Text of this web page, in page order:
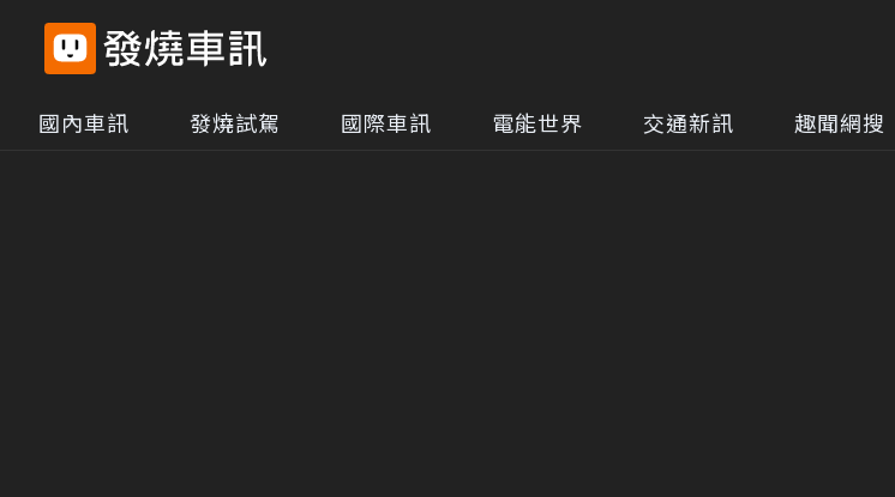
國內車訊 發燒試駕 國際車訊 電能世界 交通新訊 趣聞網搜